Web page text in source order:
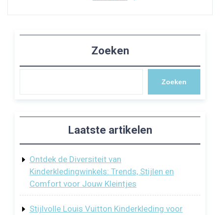
Zoeken
Zoeken
Laatste artikelen
Ontdek de Diversiteit van
Kinderkledingwinkels: Trends, Stijlen en
Comfort voor Jouw Kleintjes
Stijlvolle Louis Vuitton Kinderkleding voor